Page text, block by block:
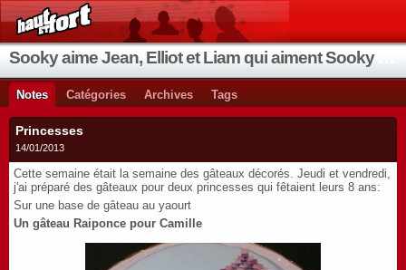
Notes Catégories Archives Tags
Princesses
14/01/2013
Cette semaine était la semaine des gâteaux décorés. Jeudi et vendredi,
j'ai préparé des gâteaux pour deux princesses qui fêtaient leurs 8 ans:
Sur une base de gâteau au yaourt
Un gâteau Raiponce pour Camille